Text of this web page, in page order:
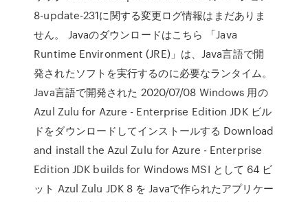
8-update-231に関する変更ログ情報はまだありま
せん。 Javaのダウンロードはこちら 「Java
Runtime Environment (JRE)」は、Java言語で開
発されたソフトを実行するのに必要なランタイム。
Java言語で開発された 2020/07/08 Windows 用の
Azul Zulu for Azure - Enterprise Edition JDK ビル
ドをダウンロードしてインストールする Download
and install the Azul Zulu for Azure - Enterprise
Edition JDK builds for Windows MSI として 64 ビ
ット Azul Zulu JDK 8 を Javaで作られたアプリケー